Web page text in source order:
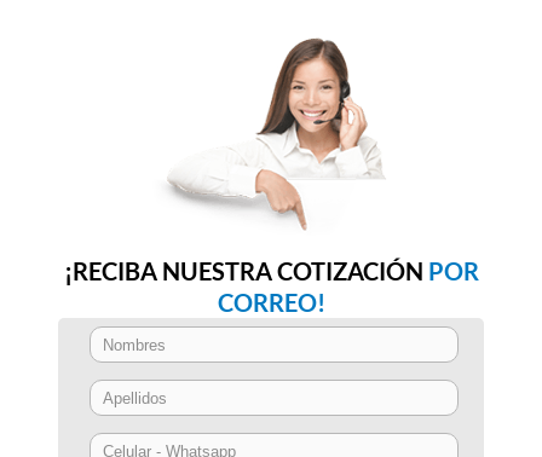
¡RECIBA NUESTRA COTIZACIÓN POR
CORREO!